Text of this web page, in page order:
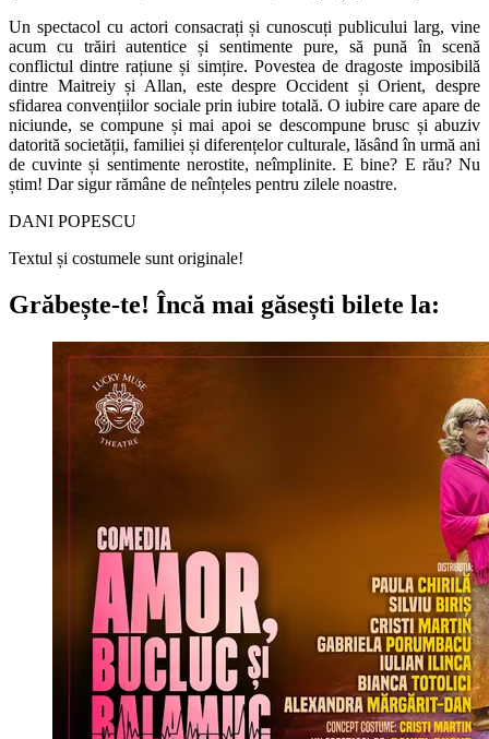
Un spectacol cu actori consacrați și cunoscuți publicului larg, vine
acum cu trăiri autentice și sentimente pure, să pună în scenă
conflictul dintre rațiune și simțire. Povestea de dragoste imposibilă
dintre Maitreiy și Allan, este despre Occident și Orient, despre
sfidarea convențiilor sociale prin iubire totală. O iubire care apare de
niciunde, se compune și mai apoi se descompune brusc și abuziv
datorită societății, familiei și diferențelor culturale, lăsând în urmă ani
de cuvinte și sentimente nerostite, neîmplinite. E bine? E rău? Nu
știm! Dar sigur rămâne de neînțeles pentru zilele noastre.
DANI POPESCU
Textul și costumele sunt originale!
Grăbește-te! Încă mai găsești bilete la: